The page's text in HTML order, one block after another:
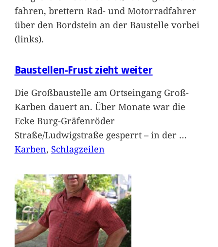
fahren, brettern Rad- und Motorradfahrer
über den Bordstein an der Baustelle vorbei
(links).
Baustellen-Frust zieht weiter
Die Großbaustelle am Ortseingang Groß-
Karben dauert an. Über Monate war die
Ecke Burg-Gräfenröder
Straße/Ludwigstraße gesperrt – in der …
Karben, Schlagzeilen